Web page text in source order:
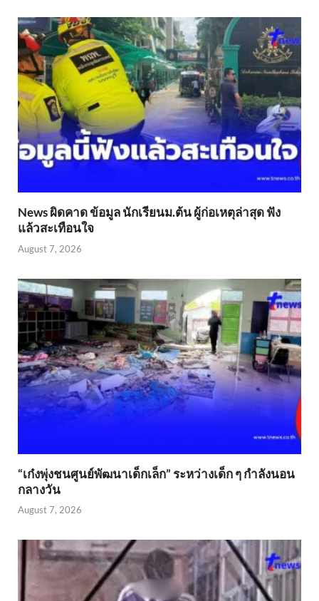
News ผิดคาด ข้อมูล นักเรียนม.ต้น ผู้ก่อเหตุล่าสุด ฟัง
แล้วสะเทือนใจ
August 7, 2026
“เก๋งพุ่งชนศูนย์พัฒนาเด็กเล็ก” ระหว่างเด็ก ๆ กำลังนอน
กลางวัน
August 7, 2026